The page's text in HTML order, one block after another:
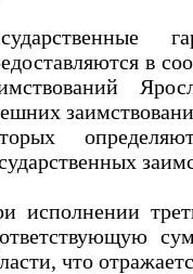
в
исполнении
что